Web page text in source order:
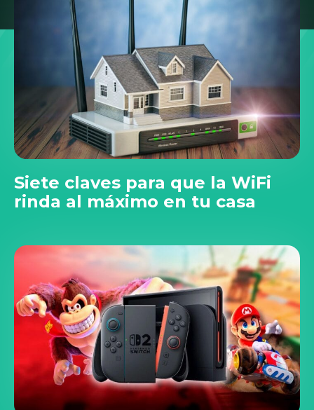
Siete claves para que la WiFi
rinda al máximo en tu casa